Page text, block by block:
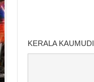
KERALA KAUMUDI